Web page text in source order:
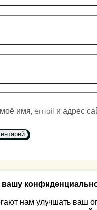
имя, email и адрес
нам улучшать ваш